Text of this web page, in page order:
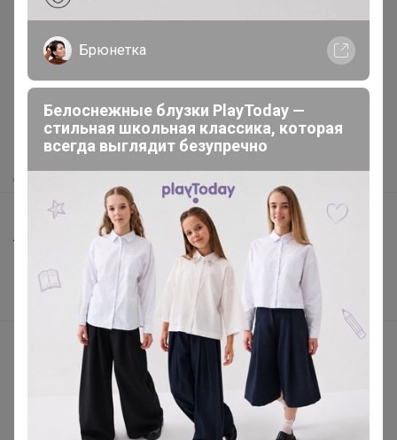
Реклама
Как здесь все устроено?
Как сделать заказ?
Как получить?
Доставка
Шоурумы
Торговые марки
Наша команда
Подарочные сертификаты
Реклама на сайте
Поставщикам
Брюнетка
Белоснежные блузки PlayToday —
стильная школьная классика, которая
всегда выглядит безупречно